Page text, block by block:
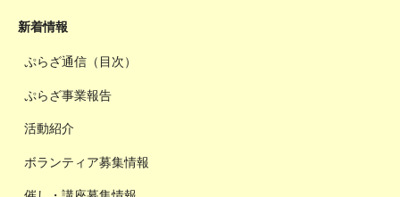
新着情報
ぷらざ通信（目次）
ぷらざ事業報告
活動紹介
ボランティア募集情報